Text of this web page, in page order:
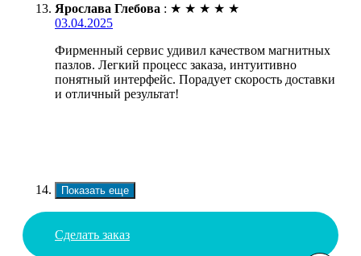
Ярослава Глебова : ★ ★ ★ ★ ★
03.04.2025
Фирменный сервис удивил качеством магнитных
пазлов. Легкий процесс заказа, интуитивно
понятный интерфейс. Порадует скорость доставки
и отличный результат!
Показать еще
Сделать заказ